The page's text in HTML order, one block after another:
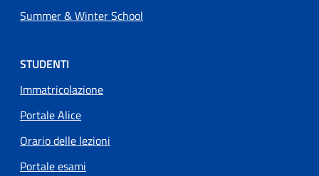
Summer & Winter School
STUDENTI
Immatricolazione
Portale Alice
Orario delle lezioni
Portale esami